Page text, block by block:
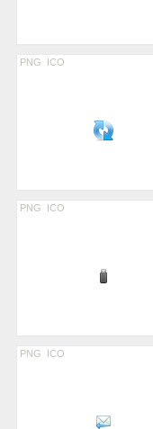
PNG ICO
PNG ICO
PNG ICO